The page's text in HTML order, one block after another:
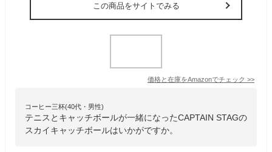
この商品をサイトでみる
価格と在庫をAmazonでチェック >>
コーヒー三杯(40代・男性)
テニスとキャッチボールが一緒になったCAPTAIN STAGの
スカイキャッチボールはいかがですか。